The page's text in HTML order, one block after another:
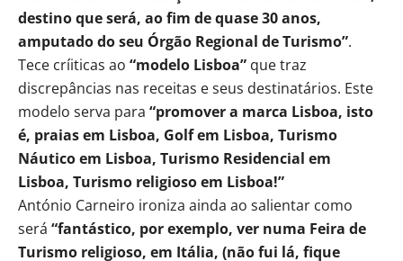
destino que será, ao fim de quase 30 anos,
amputado do seu Órgão Regional de Turismo”.
Tece críiticas ao “modelo Lisboa” que traz
discrepâncias nas receitas e seus destinatários. Este
modelo serva para “promover a marca Lisboa, isto
é, praias em Lisboa, Golf em Lisboa, Turismo
Náutico em Lisboa, Turismo Residencial em
Lisboa, Turismo religioso em Lisboa!”
António Carneiro ironiza ainda ao salientar como
será “fantástico, por exemplo, ver numa Feira de
Turismo religioso, em Itália, (não fui lá, fique